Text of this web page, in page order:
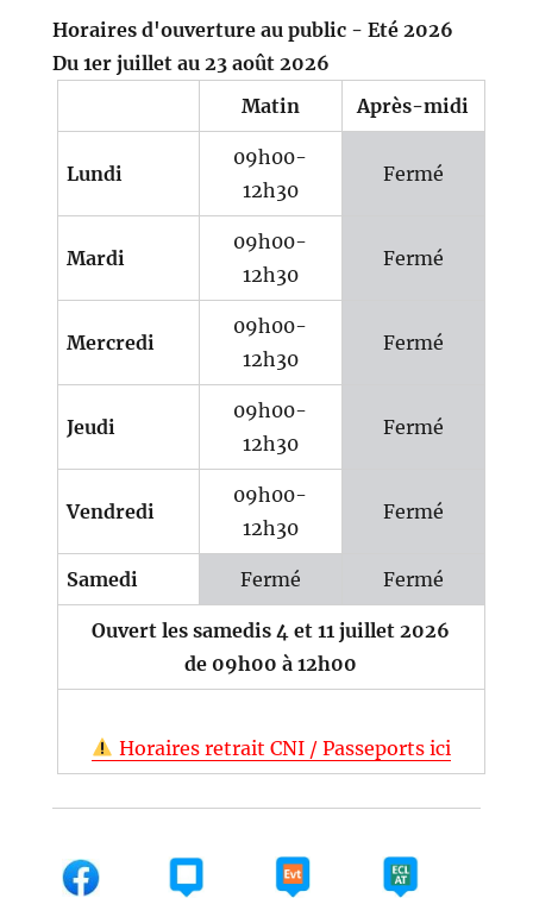
Horaires d'ouverture au public - Eté 2026
Du 1er juillet au 23 août 2026
Matin
Après-midi
Lundi
09h00-
12h30
Fermé
Mardi
09h00-
12h30
Fermé
Mercredi
09h00-
12h30
Fermé
Jeudi
09h00-
12h30
Fermé
Vendredi
09h00-
12h30
Fermé
Samedi Fermé Fermé
Ouvert les samedis 4 et 11 juillet 2026
de 09h00 à 12h00
Horaires retrait CNI / Passeports ici